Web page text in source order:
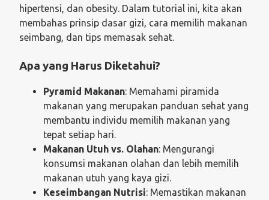
hipertensi, dan obesity. Dalam tutorial ini, kita akan
membahas prinsip dasar gizi, cara memilih makanan
seimbang, dan tips memasak sehat.
Apa yang Harus Diketahui?
Pyramid Makanan: Memahami piramida
makanan yang merupakan panduan sehat yang
membantu individu memilih makanan yang
tepat setiap hari.
Makanan Utuh vs. Olahan: Mengurangi
konsumsi makanan olahan dan lebih memilih
makanan utuh yang kaya gizi.
Keseimbangan Nutrisi: Memastikan makanan